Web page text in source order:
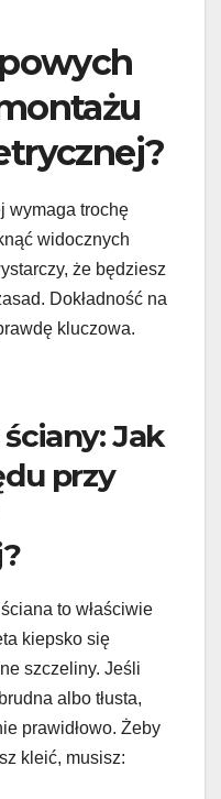
wymaga trochę
widocznych
że będziesz
Dokładność na
kluczowa.
Jak
przy
to właściwie
kiepsko się
szczeliny. Jeśli
albo tłusta,
prawidłowo. Żeby
kleić, musisz: